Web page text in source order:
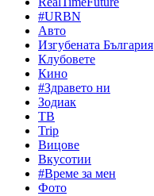
#URBN
Авто
Изгубената България
Клубовете
Кино
#Здравето ни
Зодиак
ТВ
Trip
Вицове
Вкусотии
#Време за мен
Фото